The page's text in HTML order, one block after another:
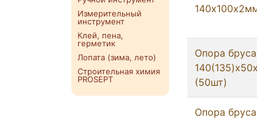
Измерительный
инструмент
Клей, пена,
герметик
Лопата (зима, лето)
Строительная химия
PROSEPT
Опора
(50шт)
Опора